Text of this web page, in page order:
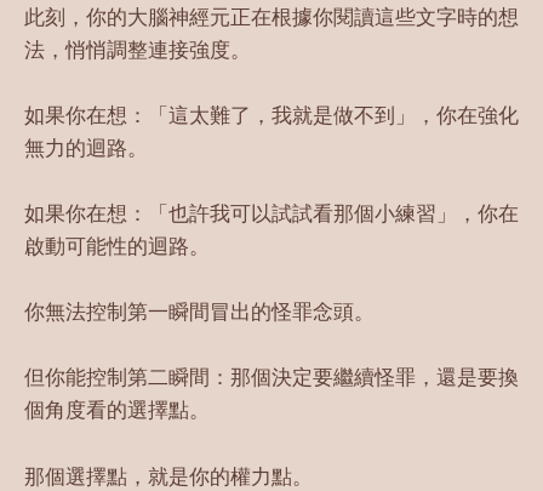
此刻，你的大腦神經元正在根據你閱讀這些文字時的想
法，悄悄調整連接強度。
如果你在想：「這太難了，我就是做不到」，你在強化
無力的迴路。
如果你在想：「也許我可以試試看那個小練習」，你在
啟動可能性的迴路。
你無法控制第一瞬間冒出的怪罪念頭。
但你能控制第二瞬間：那個決定要繼續怪罪，還是要換
個角度看的選擇點。
那個選擇點，就是你的權力點。